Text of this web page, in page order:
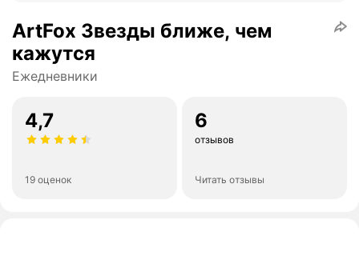
ArtFox Звезды ближе, чем
кажутся
Ежедневники
4,7
19 оценок
6
отзывов
Читать отзывы